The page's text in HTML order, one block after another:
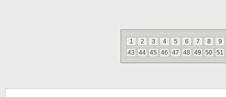
1 2 3 4 5 6 7 8
9
43
44 45 46 47 48 49 50 51